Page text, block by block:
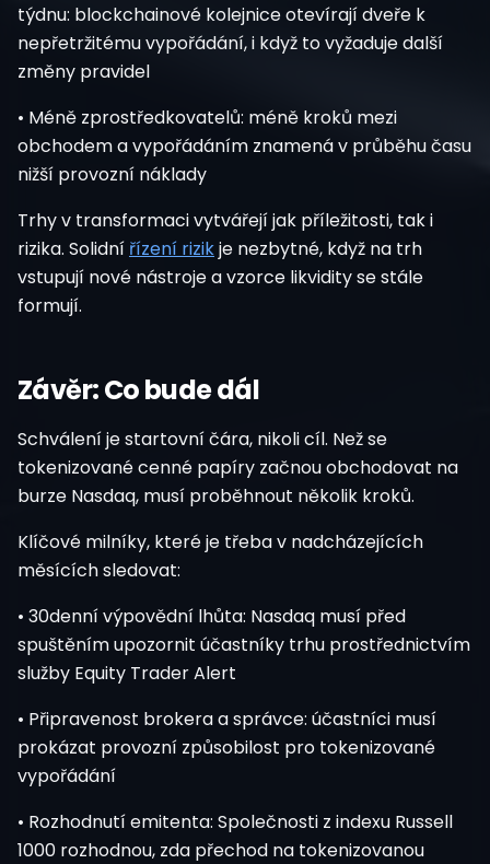
týdnu: blockchainové kolejnice otevírají dveře k
nepřetržitému vypořádání, i když to vyžaduje další
změny pravidel
• Méně zprostředkovatelů: méně kroků mezi
obchodem a vypořádáním znamená v průběhu času
nižší provozní náklady
Trhy v transformaci vytvářejí jak příležitosti, tak i
rizika. Solidní řízení rizikje nezbytné, když na trh
vstupují nové nástroje a vzorce likvidity se stále
formují.
Závěr: Co bude dál
Schválení je startovní čára, nikoli cíl. Než se
tokenizované cenné papíry začnou obchodovat na
burze Nasdaq, musí proběhnout několik kroků.
Klíčové milníky, které je třeba v nadcházejících
měsících sledovat:
• 30denní výpovědní lhůta: Nasdaq musí před
spuštěním upozornit účastníky trhu prostřednictvím
služby Equity Trader Alert
• Připravenost brokera a správce: účastníci musí
prokázat provozní způsobilost pro tokenizované
vypořádání
• Rozhodnutí emitenta: Společnosti z indexu Russell
1000 rozhodnou, zda přechod na tokenizovanou